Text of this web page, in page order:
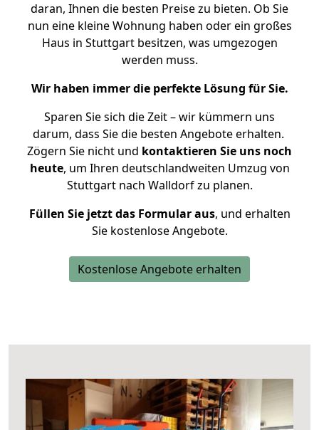
daran, Ihnen die besten Preise zu bieten. Ob Sie
nun eine kleine Wohnung haben oder ein großes
Haus in Stuttgart besitzen, was umgezogen
werden muss.
Wir haben immer die perfekte Lösung für Sie.
Sparen Sie sich die Zeit – wir kümmern uns
darum, dass Sie die besten Angebote erhalten.
Zögern Sie nicht und kontaktieren Sie uns noch
heute, um Ihren deutschlandweiten Umzug von
Stuttgart nach Walldorf zu planen.
Füllen Sie jetzt das Formular aus, und erhalten
Sie kostenlose Angebote.
Kostenlose Angebote erhalten